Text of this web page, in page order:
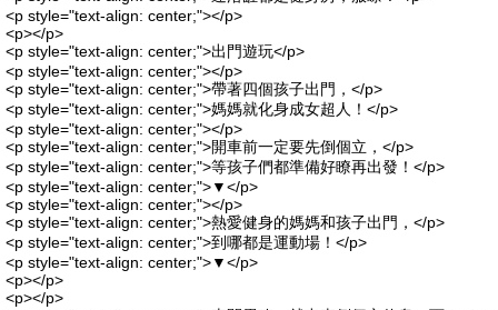
<p style="text-align: center;"></p>
<p></p>
<p style="text-align: center;">出門遊玩</p>
<p style="text-align: center;"></p>
<p style="text-align: center;">帶著四個孩子出門，</p>
<p style="text-align: center;">媽媽就化身成女超人！</p>
<p style="text-align: center;"></p>
<p style="text-align: center;">開車前一定要先倒個立，</p>
<p style="text-align: center;">等孩子們都準備好瞭再出發！</p>
<p style="text-align: center;">▼</p>
<p style="text-align: center;"></p>
<p style="text-align: center;">熱愛健身的媽媽和孩子出門，</p>
<p style="text-align: center;">到哪都是運動場！</p>
<p style="text-align: center;">▼</p>
<p></p>
<p></p>